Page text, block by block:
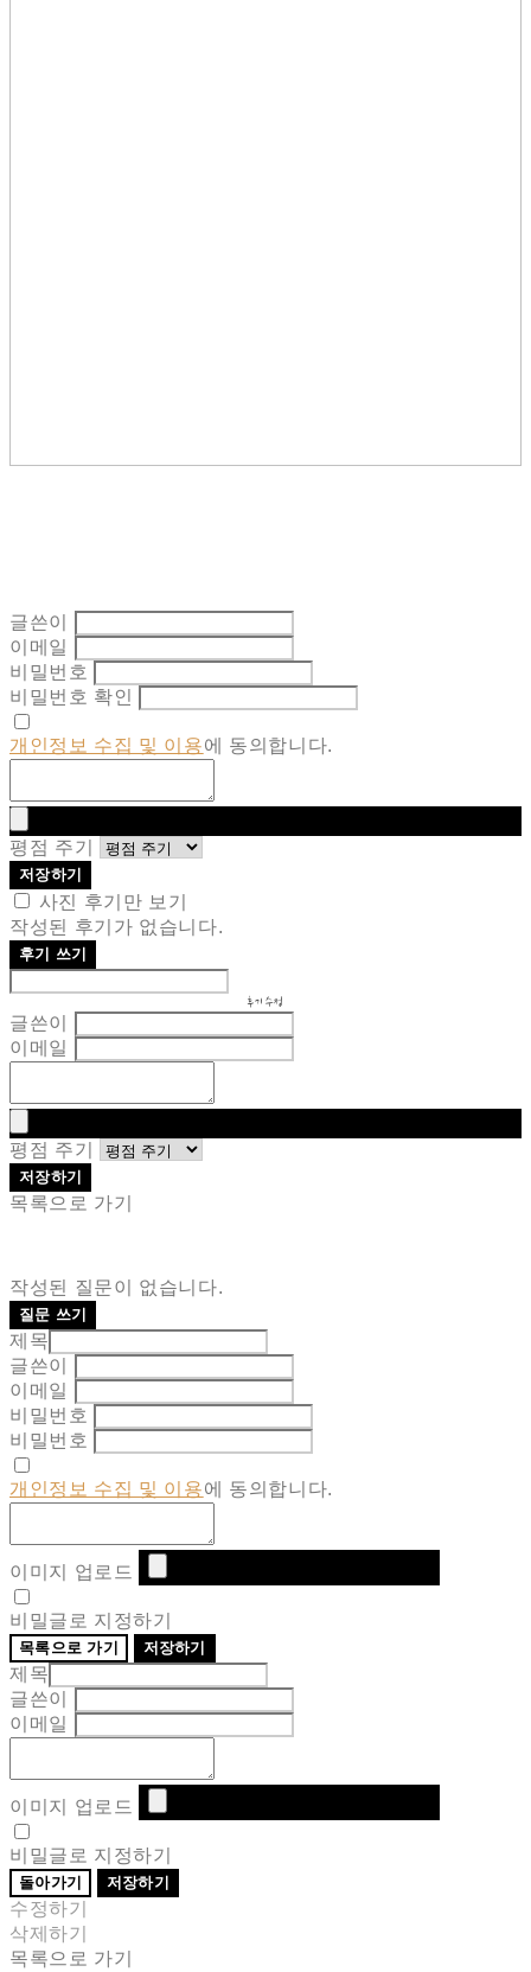
글쓴이
이메일
비밀번호
비밀번호 확인
개인정보 수집 및 이용에 동의합니다.
평점 주기
저장하기
사진 후기만 보기
작성된 후기가 없습니다.
후기 쓰기
후기 수정
글쓴이
이메일
평점 주기
저장하기
목록으로 가기
작성된 질문이 없습니다.
질문 쓰기
제목
글쓴이
이메일
비밀번호
비밀번호
개인정보 수집 및 이용에 동의합니다.
이미지 업로드
비밀글로 지정하기
목록으로 가기 저장하기
제목
글쓴이
이메일
이미지 업로드
비밀글로 지정하기
돌아가기 저장하기
수정하기
삭제하기
목록으로 가기